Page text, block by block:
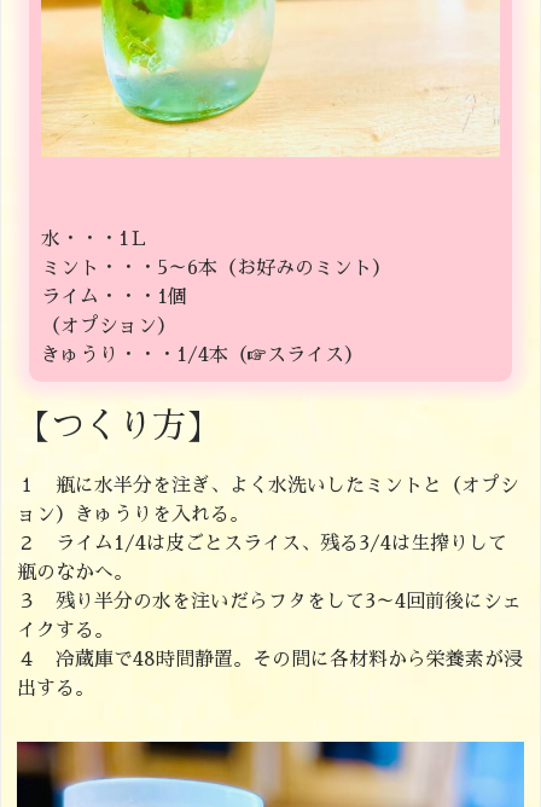
水・・・1Ｌ
ミント・・・5～6本（お好みのミント）
ライム・・・1個
（オプション）
きゅうり・・・1/4本（☞スライス）
【つくり方】
１ 瓶に水半分を注ぎ、よく水洗いしたミントと（オプシ
ョン）きゅうりを入れる。
２ ライム1/4は皮ごとスライス、残る3/4は生搾りして
瓶のなかへ。
３ 残り半分の水を注いだらフタをして3～4回前後にシェ
イクする。
４ 冷蔵庫で48時間静置。その間に各材料から栄養素が浸
出する。